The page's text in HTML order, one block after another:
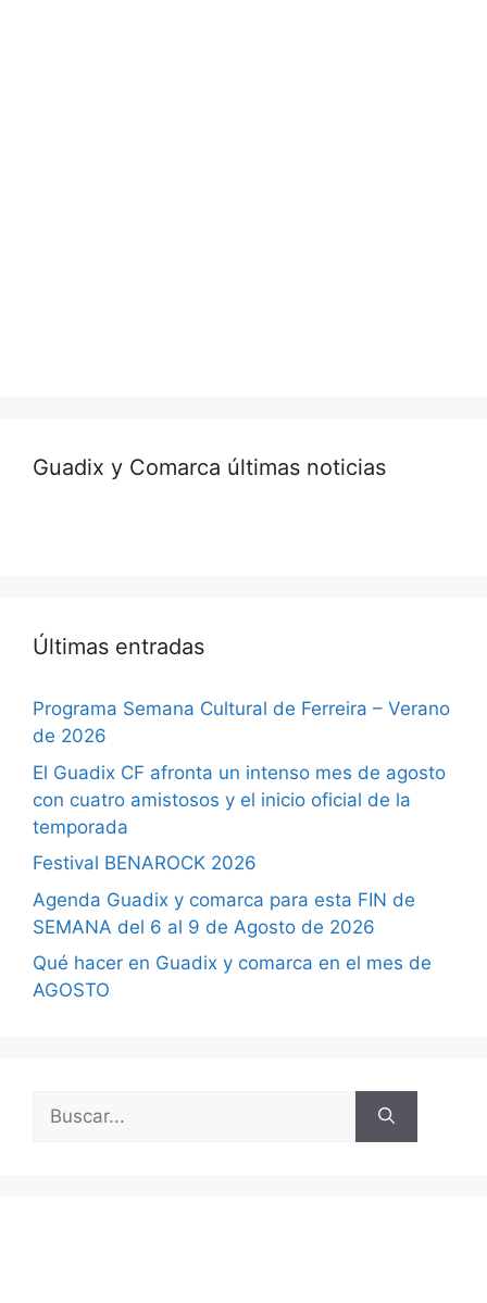
Guadix y Comarca últimas noticias
Últimas entradas
Programa Semana Cultural de Ferreira – Verano
de 2026
El Guadix CF afronta un intenso mes de agosto
con cuatro amistosos y el inicio oficial de la
temporada
Festival BENAROCK 2026
Agenda Guadix y comarca para esta FIN de
SEMANA del 6 al 9 de Agosto de 2026
Qué hacer en Guadix y comarca en el mes de
AGOSTO
Buscar: